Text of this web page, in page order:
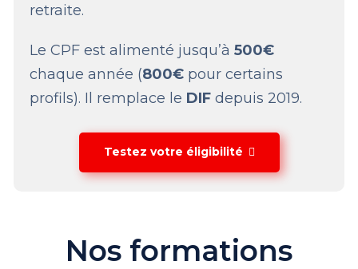
retraite.
Le CPF est alimenté jusqu’à500€
chaque année (800€ pour certains
profils). Il remplace le DIF depuis 2019.
Testez votre éligibilité
Nos formations